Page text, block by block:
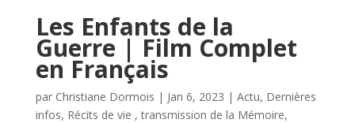
Les Enfants de la
Guerre | Film Complet
en Français
par Christiane Dormois | Jan 6, 2023 | Actu, Dernières
infos, Récits de vie , transmission de la Mémoire,